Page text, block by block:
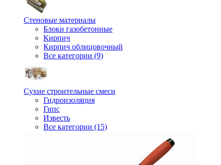
Стеновые материалы
Блоки газобетонные
Кирпич
Кирпич облицовочный
Все категории (9)
Сухие строительные смеси
Гидроизоляция
Гипс
Известь
Все категории (15)